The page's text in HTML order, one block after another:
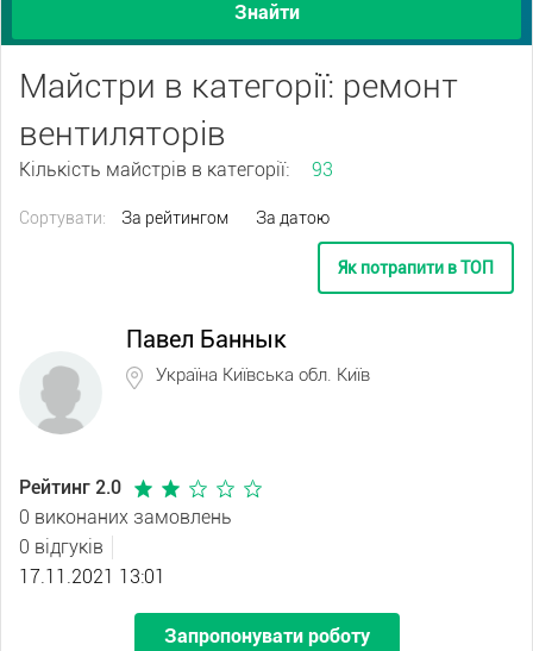
Знайти
Майстри в категорії: ремонт
вентиляторів
Кількість майстрів в категорії: 93
Сортувати: За рейтингом За датою
Як потрапити в ТОП
Павел Баннык
Україна Київська обл. Київ
Рейтинг 2.0
0 виконаних замовлень
0 відгуків
17.11.2021 13:01
Запропонувати роботу